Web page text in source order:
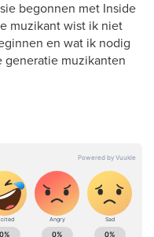
begonnen met Inside
muzikant wist ik niet
en wat ik nodig
generatie muzikanten